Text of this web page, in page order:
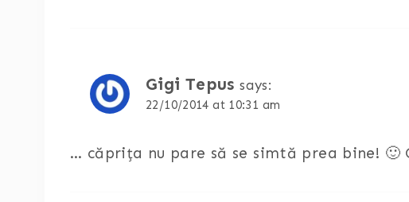
Gigi Tepus says:
22/10/2014 at 10:31 am
… căprița nu pare să se simtă prea bine! 🙂